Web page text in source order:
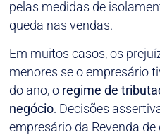
pelas medidas de
queda nas vendas.
Em muitos casos, os
menores se o empresário
do ano, o regime de
negócio. Decisões
empresário da Revenda